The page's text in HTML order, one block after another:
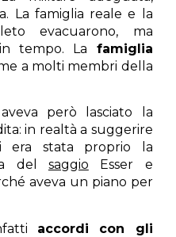
La famiglia reale e la
evacuarono, ma
tempo. La famiglia
a molti membri della
però lasciato la
in realtà a suggerire
era stata proprio la
del saggio Esser e
aveva un piano per
accordi con gli